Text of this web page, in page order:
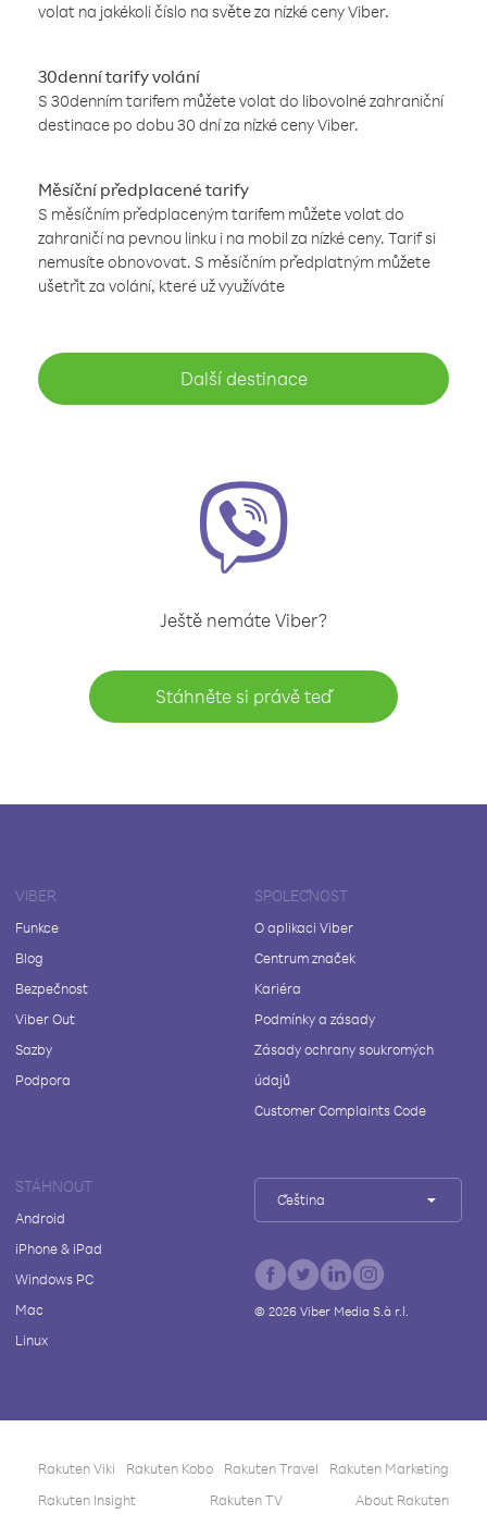
volat na jakékoli číslo na světe za nízké ceny Viber.
30denní tarify volání
S 30denním tarifem můžete volat do libovolné zahraniční
destinace po dobu 30 dní za nízké ceny Viber.
Měsíční předplacené tarify
S měsíčním předplaceným tarifem můžete volat do
zahraničí na pevnou linku i na mobil za nízké ceny. Tarif si
nemusíte obnovovat. S měsíčním předplatným můžete
ušetřit za volání, které už využíváte
Další destinace
Ještě nemáte Viber?
Stáhněte si právě teď
VIBER
Funkce
Blog
Bezpečnost
Viber Out
Sazby
Podpora
SPOLEČNOST
O aplikaci Viber
Centrum značek
Kariéra
Podmínky a zásady
Zásady ochrany soukromých
údajů
Customer Complaints Code
STÁHNOUT
Android
iPhone & iPad
Windows PC
Mac
Linux
Čeština
© 2026Viber Media S.à r.l.
Rakuten Viki Rakuten Kobo Rakuten Travel
Rakuten Marketing
Rakuten Insight
Rakuten TV About Rakuten